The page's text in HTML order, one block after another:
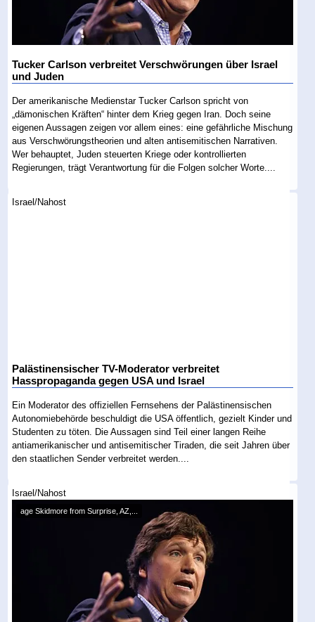
Tucker Carlson verbreitet Verschwörungen über Israel
und Juden
Der amerikanische Medienstar Tucker Carlson spricht von
„dämonischen Kräften“ hinter dem Krieg gegen Iran. Doch seine
eigenen Aussagen zeigen vor allem eines: eine gefährliche Mischung
aus Verschwörungstheorien und alten antisemitischen Narrativen.
Wer behauptet, Juden steuerten Kriege oder kontrollierten
Regierungen, trägt Verantwortung für die Folgen solcher Worte....
Israel/Nahost
Palästinensischer TV-Moderator verbreitet
Hasspropaganda gegen USA und Israel
Ein Moderator des offiziellen Fernsehens der Palästinensischen
Autonomiebehörde beschuldigt die USA öffentlich, gezielt Kinder und
Studenten zu töten. Die Aussagen sind Teil einer langen Reihe
antiamerikanischer und antisemitischer Tiraden, die seit Jahren über
den staatlichen Sender verbreitet werden....
Israel/Nahost
age Skidmore from Surprise, AZ,...